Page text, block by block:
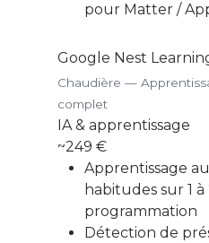
pour Matter /
Google Nest
Chaudière —
complet
IA & apprentissage
~249 €
Apprentissage
habitudes sur 1 à
programmation
Détection de